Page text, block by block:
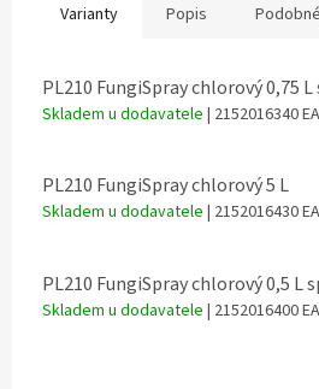
Varianty Popis
PL210 FungiSpray chlorový 0,75 L
Skladem u dodavatele | 2152016340
PL210 FungiSpray chlorový 5 L
Skladem u dodavatele | 2152016430
PL210 FungiSpray chlorový 0,5 L
Skladem u dodavatele | 2152016400